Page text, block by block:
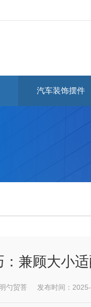
汽车装饰摆件
兼顾大小
勺贸菩 发布时间：